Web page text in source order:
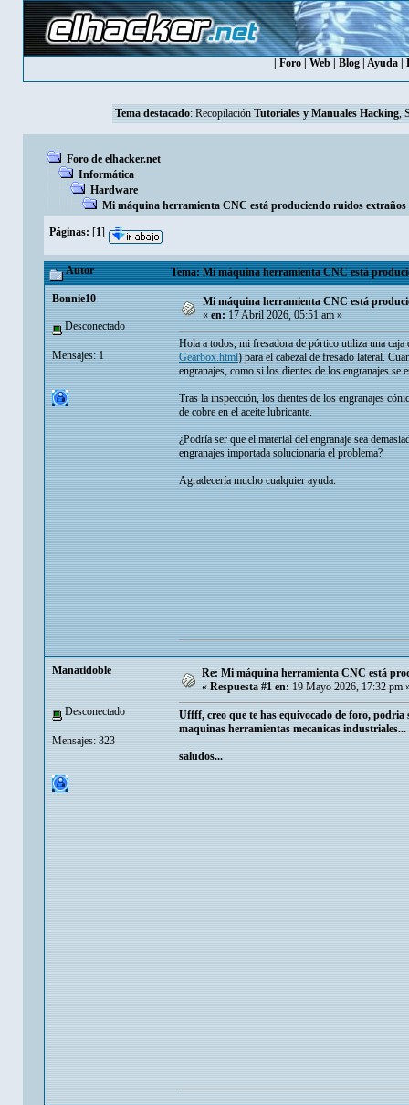
Foro| Web| Blog| Ayuda|
Tema destacado: Recopilación Tutoriales y Manuales Hacking,
Foro de elhacker.net
Informática
Hardware
Mi máquina herramienta CNC está produciendo ruidos extraños
Páginas: [1]
Autor Tema: Mi máquina herramienta CNC está
Bonnie10
Desconectado
Mensajes: 1
Mi máquina herramienta CNC está
«en:17 Abril 2026, 05:51 am »
Hola a todos, mi fresadora de pórtico utiliza una caja
Gearbox.html) para el cabezal de fresado lateral.
engranajes, como si los dientes de los engranajes se
Tras la inspección, los dientes de los engranajes
de cobre en el aceite lubricante.
¿Podría ser que el material del engranaje sea
engranajes importada solucionaría el problema?
Agradecería mucho cualquier ayuda.
Manatidoble
Desconectado
Mensajes: 323
Re: Mi máquina herramienta CNC está
« Respuesta #1 en: 19 Mayo 2026, 17:32 pm
Uffff, creo que te has equivocado de foro, podria
maquinas herramientas mecanicas industriales...
saludos...